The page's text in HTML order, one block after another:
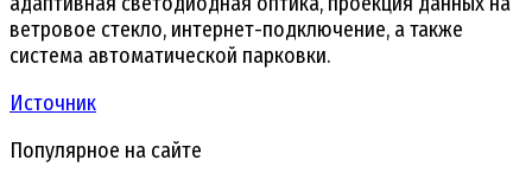
ветровое стекло, интернет-подключение, а также
система автоматической парковки.
Источник
Популярное на сайте